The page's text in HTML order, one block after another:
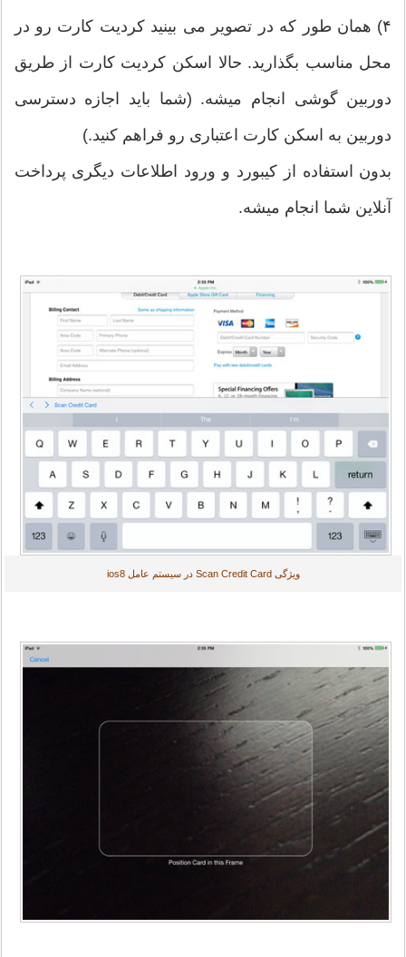
۴) همان طور که در تصویر می بینید کردیت کارت رو در
محل مناسب بگذارید. حالا اسکن کردیت کارت از طریق
دوربین گوشی انجام میشه. (شما باید اجازه دسترسی
دوربین به اسکن کارت اعتباری رو فراهم کنید.)
بدون استفاده از کیبورد و ورود اطلاعات دیگری پرداخت
آنلاین شما انجام میشه.
ویژگی Scan Credit Card در سیستم عامل ios8